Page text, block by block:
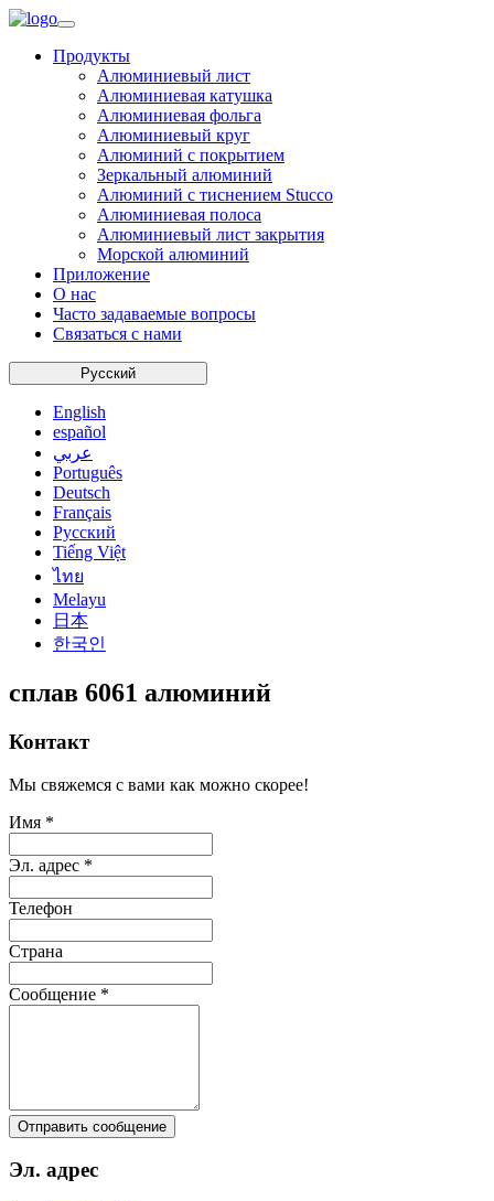
Продукты
Алюминиевый лист
Алюминиевая катушка
Алюминиевая фольга
Алюминиевый круг
Алюминий с покрытием
Зеркальный алюминий
Алюминий с тиснением Stucco
Алюминиевая полоса
Алюминиевый лист закрытия
Морской алюминий
Приложение
О нас
Часто задаваемые вопросы
Связаться с нами
Русский
English
español
عربي
Português
Deutsch
Français
Русский
Tiếng Việt
ไทย
Melayu
日本
한국인
сплав 6061 алюминий
Контакт
Мы свяжемся с вами как можно скорее!
Имя *
Эл. адрес *
Телефон
Страна
Сообщение *
Отправить сообщение
Эл. адрес